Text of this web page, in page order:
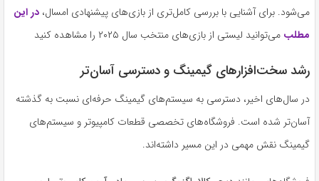
می‌شود. برای آشنایی با بررسی کامل‌تری از بازی‌های پیشنهادی امسال، در این
مطلب می‌توانید لیستی از بازی‌های منتخب سال ۲۰۲۵ را مشاهده کنید
رشد سخت‌افزارهای گیمینگ و دسترسی آسان‌تر
در سال‌های اخیر، دسترسی به سیستم‌های گیمینگ حرفه‌ای نسبت به گذشته
آسان‌تر شده است. فروشگاه‌های تخصصی قطعات کامپیوتر و سیستم‌های
گیمینگ نقش مهمی در این مسیر داشته‌اند.